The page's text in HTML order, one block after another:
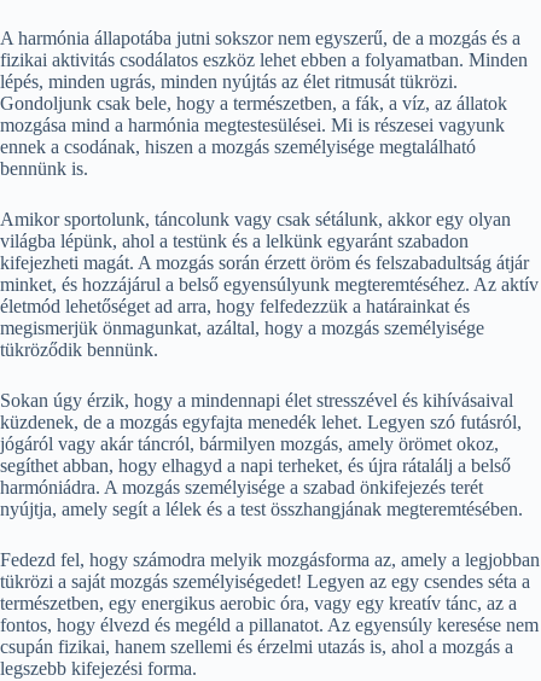
A harmónia állapotába jutni sokszor nem egyszerű, de a mozgás és a
fizikai aktivitás csodálatos eszköz lehet ebben a folyamatban. Minden
lépés, minden ugrás, minden nyújtás az élet ritmusát tükrözi.
Gondoljunk csak bele, hogy a természetben, a fák, a víz, az állatok
mozgása mind a harmónia megtestesülései. Mi is részesei vagyunk
ennek a csodának, hiszen a mozgás személyisége megtalálható
bennünk is.
Amikor sportolunk, táncolunk vagy csak sétálunk, akkor egy olyan
világba lépünk, ahol a testünk és a lelkünk egyaránt szabadon
kifejezheti magát. A mozgás során érzett öröm és felszabadultság átjár
minket, és hozzájárul a belső egyensúlyunk megteremtéséhez. Az aktív
életmód lehetőséget ad arra, hogy felfedezzük a határainkat és
megismerjük önmagunkat, azáltal, hogy a mozgás személyisége
tükröződik bennünk.
Sokan úgy érzik, hogy a mindennapi élet stresszével és kihívásaival
küzdenek, de a mozgás egyfajta menedék lehet. Legyen szó futásról,
jógáról vagy akár táncról, bármilyen mozgás, amely örömet okoz,
segíthet abban, hogy elhagyd a napi terheket, és újra rátalálj a belső
harmóniádra. A mozgás személyisége a szabad önkifejezés terét
nyújtja, amely segít a lélek és a test összhangjának megteremtésében.
Fedezd fel, hogy számodra melyik mozgásforma az, amely a legjobban
tükrözi a saját mozgás személyiségedet! Legyen az egy csendes séta a
természetben, egy energikus aerobic óra, vagy egy kreatív tánc, az a
fontos, hogy élvezd és megéld a pillanatot. Az egyensúly keresése nem
csupán fizikai, hanem szellemi és érzelmi utazás is, ahol a mozgás a
legszebb kifejezési forma.